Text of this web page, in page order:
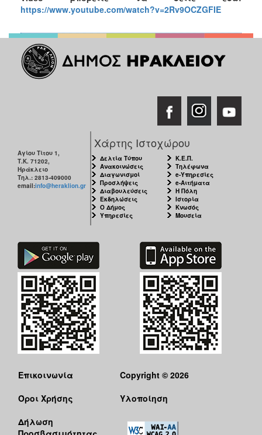
https://www.youtube.com/watch?v=2Rv9OCZGFIE
Αγίου Τίτου 1,
Τ.Κ. 71202,
Ηράκλειο
Τηλ.: 2813-409000
email:info@heraklion.gr
Χάρτης Ιστοχώρου
Δελτία Τύπου
Ανακοινώσεις
Διαγωνισμοί
Προσλήψεις
Διαβουλεύσεις
Εκδηλώσεις
Ο Δήμος
Υπηρεσίες
Κ.Ε.Π.
Τηλέφωνα
e-Υπηρεσίες
e-Αιτήματα
Η Πόλη
Ιστορία
Κνωσός
Μουσεία
Επικοινωνία
Όροι Χρήσης
Δήλωση
Copyright © 2026
Υλοποίηση